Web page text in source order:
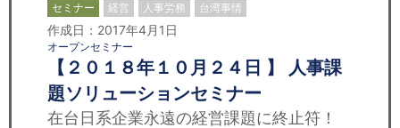
セミナー 経営 人事労務 台湾事情
作成日：2017年4月1日
オープンセミナー
【２０１８年１０月２４日 】 人事課
題ソリューションセミナー
在台日系企業永遠の経営課題に終止符！